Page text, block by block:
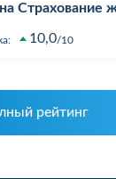
Страхование
10,0 10
рейтинг